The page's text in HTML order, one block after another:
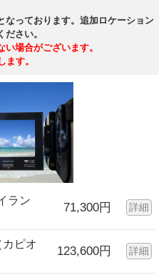
っております。追加ロケーション
さい。
場合がございます。
す。
ラン
71,300円 詳細
カピオ
123,600円 詳細